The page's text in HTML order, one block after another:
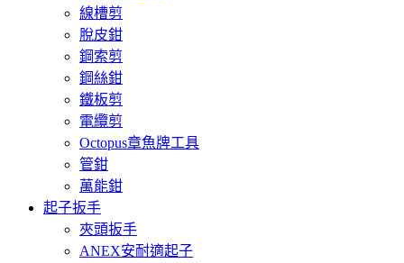
線槽剪
脫皮鉗
鋼索剪
鋼絲鉗
鐵板剪
電纜剪
Octopus章魚牌工具
管鉗
萬能鉗
起子扳手
夾頭扳手
ANEX安耐適起子